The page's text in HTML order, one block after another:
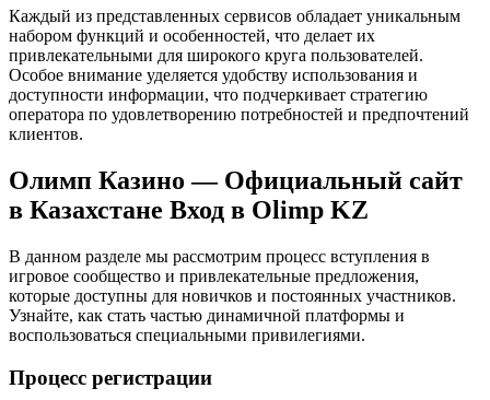
Каждый из представленных сервисов обладает уникальным
набором функций и особенностей, что делает их
привлекательными для широкого круга пользователей.
Особое внимание уделяется удобству использования и
доступности информации, что подчеркивает стратегию
оператора по удовлетворению потребностей и предпочтений
клиентов.
Олимп Казино — Официальный сайт
в Казахстане Вход в Olimp KZ
В данном разделе мы рассмотрим процесс вступления в
игровое сообщество и привлекательные предложения,
которые доступны для новичков и постоянных участников.
Узнайте, как стать частью динамичной платформы и
воспользоваться специальными привилегиями.
Процесс регистрации